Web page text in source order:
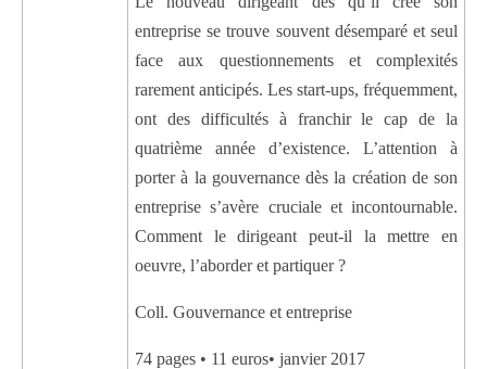
entreprise se trouve souvent désemparé et seul
face aux questionnements et complexités
rarement anticipés. Les start-ups, fréquemment,
ont des difficultés à franchir le cap de la
quatrième année d’existence. L’attention à
porter à la gouvernance dès la création de son
entreprise s’avère cruciale et incontournable.
Comment le dirigeant peut-il la mettre en
oeuvre, l’aborder et partiquer ?
Coll. Gouvernance et entreprise
74 pages • 11 euros• janvier 2017